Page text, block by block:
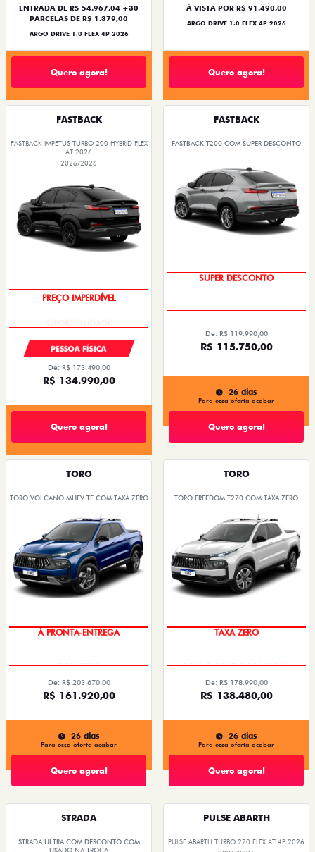
ENTRADA DE R$ 54.967,04 +30
PARCELAS DE R$ 1.379,00
ARGO DRIVE 1.0 FLEX 4P 2026
Quero agora!
À VISTA POR R$ 91.490,00
ARGO DRIVE 1.0 FLEX 4P 2026
Quero agora!
FASTBACK
FASTBACK IMPETUS TURBO 200 HYBRID FLEX
AT 2026
2026/2026
PREÇO IMPERDÍVEL
PESSOA FÍSICA
De: R$ 173.490,00
R$ 134.990,00
Quero agora!
FASTBACK
FASTBACK T200 COM SUPER DESCONTO
SUPER DESCONTO
De: R$ 119.990,00
R$ 115.750,00
26 dias
Para essa oferta acabar
Quero agora!
TORO
TORO VOLCANO MHEV TF COM TAXA ZERO
À PRONTA-ENTREGA
De: R$ 203.670,00
R$ 161.920,00
26 dias
Para essa oferta acabar
Quero agora!
TORO
TORO FREEDOM T270 COM TAXA ZERO
TAXA ZERO
De: R$ 178.990,00
R$ 138.480,00
26 dias
Para essa oferta acabar
Quero agora!
STRADA
STRADA ULTRA COM DESCONTO COM
USADO NA TROCA
PULSE ABARTH
PULSE ABARTH TURBO 270 FLEX AT 4P 2026